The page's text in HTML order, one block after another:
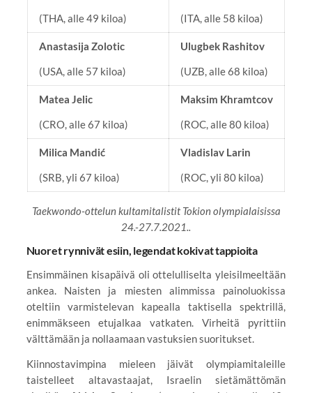
(THA, alle 49 kiloa) (ITA, alle 58 kiloa)
Anastasija Zolotic
(USA, alle 57 kiloa)
Ulugbek Rashitov
(UZB, alle 68 kiloa)
Matea Jelic
(CRO, alle 67 kiloa)
Maksim Khramtcov
(ROC, alle 80 kiloa)
Milica Mandić
(SRB, yli 67 kiloa)
Vladislav Larin
(ROC, yli 80 kiloa)
Taekwondo-ottelun kultamitalistit Tokion olympialaisissa
24.-27.7.2021..
Nuoret rynnivät esiin, legendat kokivat tappioita
Ensimmäinen kisapäivä oli ottelulliselta yleisilmeeltään
ankea. Naisten ja miesten alimmissa painoluokissa
oteltiin varmistelevan kapealla taktisella spektrillä,
enimmäkseen etujalkaa vatkaten. Virheitä pyrittiin
välttämään ja nollaamaan vastuksien suoritukset.
Kiinnostavimpina mieleen jäivät olympiamitaleille
taistelleet altavastaajat, Israelin sietämättömän